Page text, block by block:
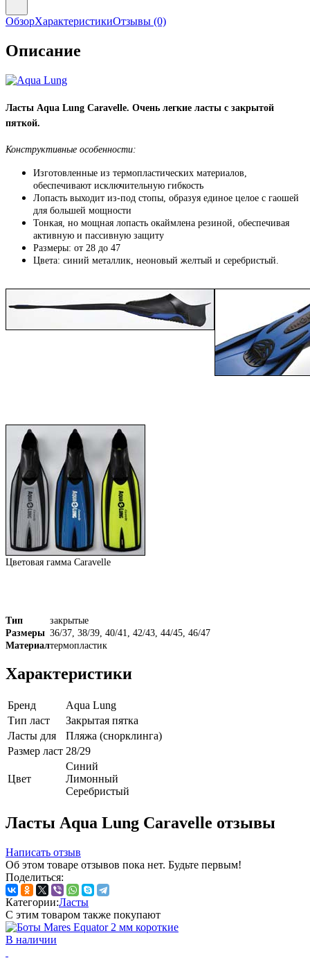
ОбзорХарактеристикиОтзывы (0)
Описание
Ласты Aqua Lung Caravelle. Очень легкие ласты с закрытой
пяткой.
Конструктивные особенности:
Изготовленные из термопластических материалов,
обеспечивают исключительную гибкость
Лопасть выходит из-под стопы, образуя единое целое с гаошей
для большей мощности
Тонкая, но мощная лопасть окаймлена резиной, обеспечивая
активную и пассивную защиту
Размеры: от 28 до 47
Цвета: синий металлик, неоновый желтый и серебристый.
Цветовая гамма Caravelle
Тип
закрытые
Размеры 36/37, 38/39, 40/41, 42/43, 44/45, 46/47
Материалтермопластик
Характеристики
Бренд
Aqua Lung
Тип ласт
Закрытая пятка
Ласты для
Пляжа (снорклинга)
Размер ласт 28/29
Цвет
Синий
Лимонный
Серебристый
Ласты Aqua Lung Caravelle отзывы
Написать отзыв
Об этом товаре отзывов пока нет. Будьте первым!
Поделиться:
Категории:Ласты
С этим товаром также покупают
В наличии